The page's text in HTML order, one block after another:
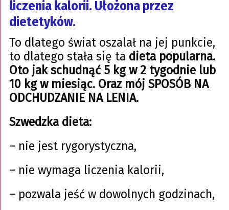
liczenia kalorii. Ułożona przez
dietetyków.
To dlatego świat oszalał na jej punkcie,
to dlatego stała się ta dieta popularna.
Oto jak schudnąć 5 kg w 2 tygodnie lub
10 kg w miesiąc. Oraz mój SPOSÓB NA
ODCHUDZANIE NA LENIA.
Szwedzka dieta:
– nie jest rygorystyczna,
– nie wymaga liczenia kalorii,
– pozwala jeść w dowolnych godzinach,